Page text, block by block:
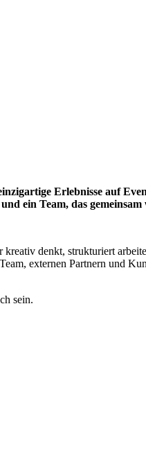
Erlebnisse auf
ein Team, das gemeinsam
denkt, strukturiert
externen Partnern und
sein.